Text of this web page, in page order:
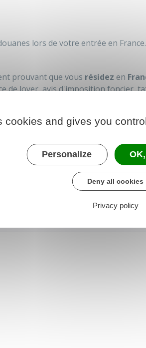
lors de votre entrée en France.
prouvant que vous résidez en
de loyer, avis d'imposition foncier,
des biens transférés.
le formulaire (758.3 KB)
cookies and gives you
Personalize
Deny all cookies
Privacy policy